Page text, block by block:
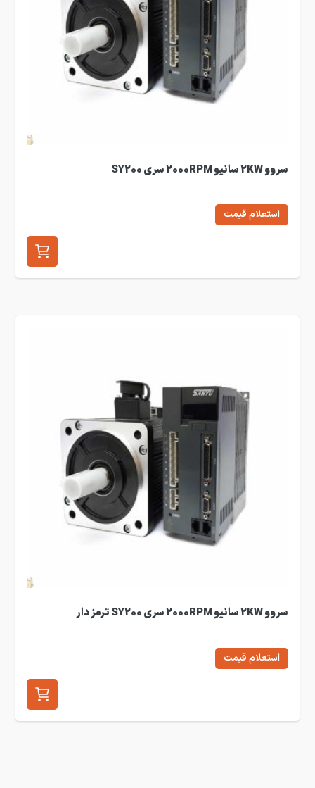
سروو 2KW سانیو 2000RPM سری SY200
استعلام قیمت
سروو 2KW سانیو 2000RPM سری SY200 ترمز دار
استعلام قیمت